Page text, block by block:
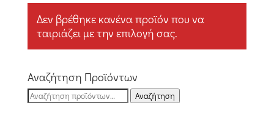
Δεν βρέθηκε κανένα προϊόν που να
ταιριάζει με την επιλογή σας.
Αναζήτηση Προϊόντων
Αναζήτηση
Αναζήτηση